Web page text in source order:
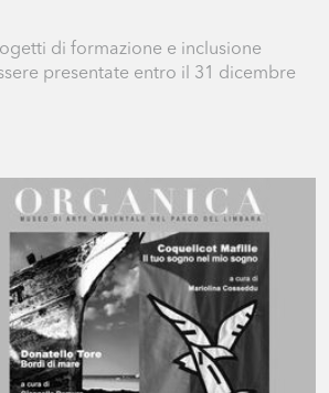
di formazione e inclusione
presentate entro il 31 dicembre